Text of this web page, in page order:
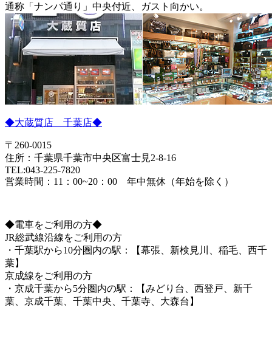
通称「ナンパ通り」中央付近、ガスト向かい。
◆大蔵質店 千葉店◆
〒260-0015
住所：千葉県千葉市中央区富士見2-8-16
TEL:043-225-7820
営業時間：11：00~20：00 年中無休（年始を除く）
◆電車をご利用の方◆
JR総武線沿線をご利用の方
・千葉駅から10分圏内の駅：【幕張、新検見川、稲毛、西千
葉】
京成線をご利用の方
・京成千葉から5分圏内の駅：【みどり台、西登戸、新千
葉、京成千葉、千葉中央、千葉寺、大森台】